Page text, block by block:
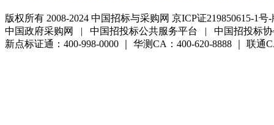
版权所有 2008-2024 中国招标与采购网 京ICP证219850615-1号
中国政府采购网 | 中国招投标公共服务平台 | 中国招投标
新点标证通：400-998-0000 ｜ 华测CA：400-620-8888 ｜ 联通